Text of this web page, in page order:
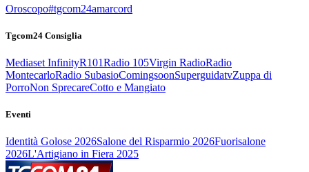
Oroscopo#tgcom24amarcord
Tgcom24 Consiglia
Mediaset InfinityR101Radio 105Virgin RadioRadio
MontecarloRadio SubasioComingsoonSuperguidatvZuppa di
PorroNon SprecareCotto e Mangiato
Eventi
Identità Golose 2026Salone del Risparmio 2026Fuorisalone
2026L'Artigiano in Fiera 2025